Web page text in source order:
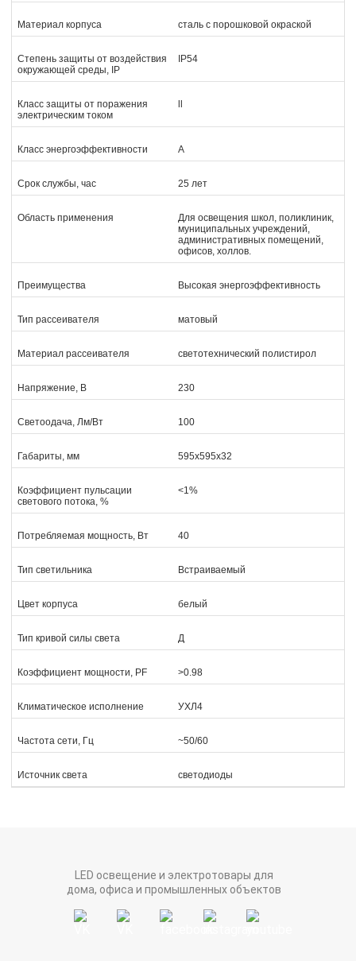
Материал корпуса сталь с порошковой окраской
Степень защиты от воздействия
окружающей среды, IP
IP54
Класс защиты от поражения
электрическим током
Класс энергоэффективности А
Срок службы, час 25 лет
Область применения
Для освещения школ, поликлиник,
муниципальных учреждений,
административных помещений,
офисов, холлов.
Преимущества Высокая энергоэффективность
Тип рассеивателя матовый
Материал рассеивателя светотехнический полистирол
Напряжение, В 230
Светоодача, Лм/Вт 100
Габариты, мм 595х595х32
Коэффициент пульсации
светового потока, %
<1%
Потребляемая мощность, Вт 40
Тип светильника Встраиваемый
Цвет корпуса белый
Тип кривой силы света Д
Коэффициент мощности, PF >0.98
Климатическое исполнение УХЛ4
Частота сети, Гц ~50/60
Источник света светодиоды
LED освещение и электротовары для
дома, офиса и промышленных объектов